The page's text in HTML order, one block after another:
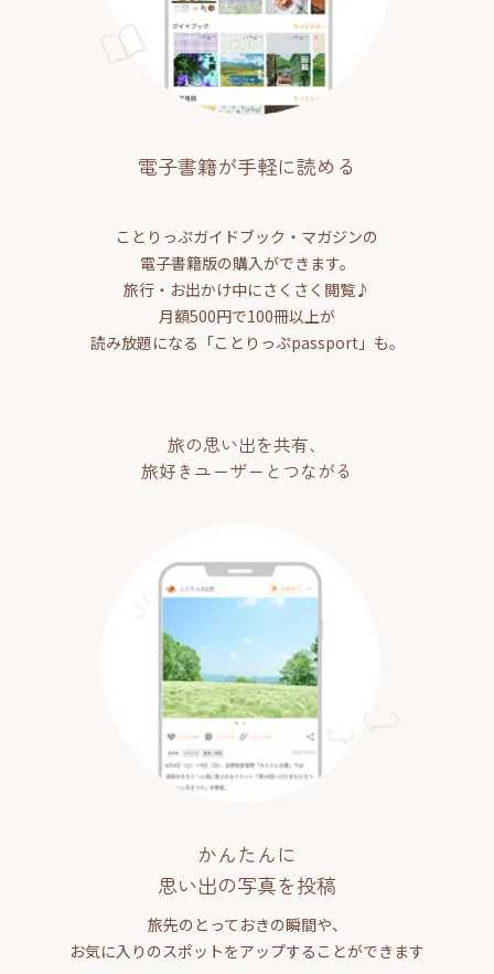
電子書籍が手軽に読める
ことりっぷガイドブック・マガジンの
電子書籍版の購入ができます。
旅行・お出かけ中にさくさく閲覧♪
月額500円で100冊以上が
読み放題になる「ことりっぷpassport」も。
旅の思い出を共有、
旅好きユーザーとつながる
かんたんに
思い出の写真を投稿
旅先のとっておきの瞬間や、
お気に入りのスポットをアップすることができます